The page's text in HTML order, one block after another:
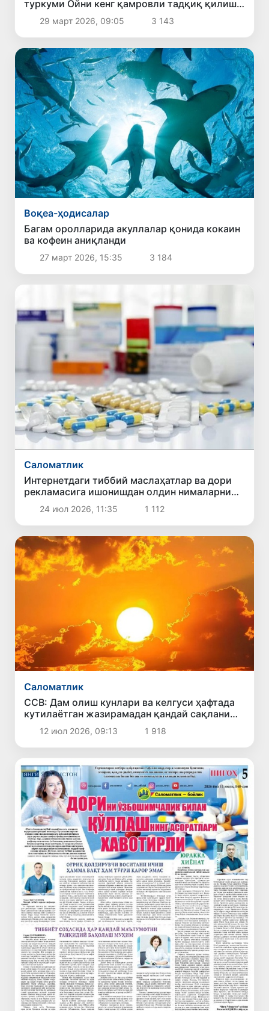
туркуми Ойни кенг қамровли тадқиқ қилиш
учун йўл очади
29 март 2026, 09:05 3 143
Воқеа-ҳодисалар
Багам оролларида акуллалар қонида кокаин
ва кофеин аниқланди
27 март 2026, 15:35 3 184
Саломатлик
Интернетдаги тиббий маслаҳатлар ва дори
рекламасига ишонишдан олдин нималарни
билиш керак?
24 июл 2026, 11:35 1 112
Саломатлик
ССВ: Дам олиш кунлари ва келгуси ҳафтада
кутилаётган жазирамадан қандай сақланиш
керак?12 июл 2026, 09:13 1 918